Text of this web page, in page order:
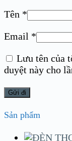
Tên *
Email *
Lưu tên của
duyệt này cho
Sản phẩm